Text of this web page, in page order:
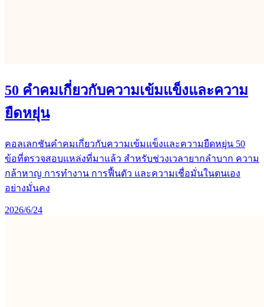
50 คำคมเกี่ยวกับความเข้มแข็งและความ
ยืดหยุ่น
คอลเลกชันคำคมเกี่ยวกับความเข้มแข็งและความยืดหยุ่น 50
ข้อที่ตรวจสอบแหล่งที่มาแล้ว สำหรับช่วงเวลายากลำบาก ความ
กล้าหาญ การทำงาน การฟื้นตัว และความเชื่อมั่นในตนเอง
อย่างมั่นคง
2026/6/24